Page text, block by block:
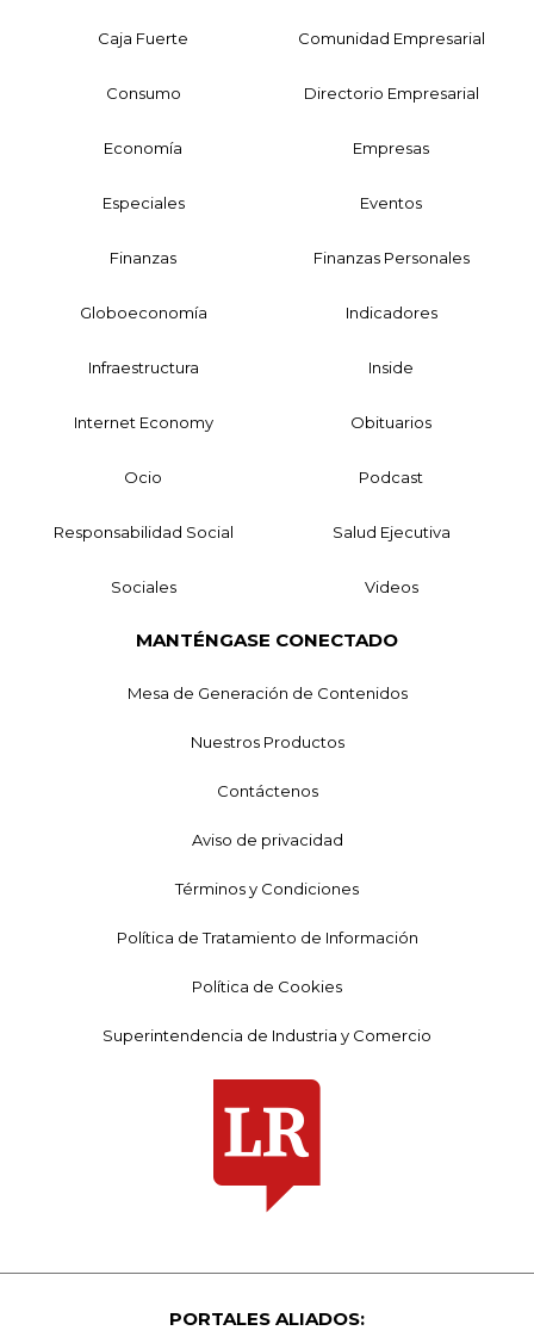
Caja Fuerte Comunidad Empresarial
Consumo Directorio Empresarial
Economía Empresas
Especiales Eventos
Finanzas Finanzas Personales
Globoeconomía Indicadores
Infraestructura Inside
Internet Economy Obituarios
Ocio Podcast
Responsabilidad Social Salud Ejecutiva
Sociales Videos
MANTÉNGASE CONECTADO
Mesa de Generación de Contenidos
Nuestros Productos
Contáctenos
Aviso de privacidad
Términos y Condiciones
Política de Tratamiento de Información
Política de Cookies
Superintendencia de Industria y Comercio
PORTALES ALIADOS: